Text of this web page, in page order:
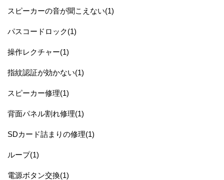
スピーカーの音が聞こえない(1)
パスコードロック(1)
操作レクチャー(1)
指紋認証が効かない(1)
スピーカー修理(1)
背面パネル割れ修理(1)
SDカード詰まりの修理(1)
ループ(1)
電源ボタン交換(1)